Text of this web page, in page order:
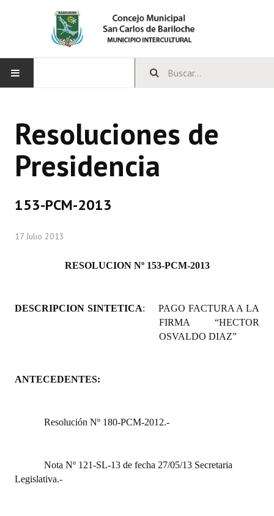
CONCEJO
Bloques Políticos
Comisiones Permanentes
Comisiones Especiales
Concejales Mandato Cumplido
LEGISLACIÓN
Reglamento Interno
Organigrama
Resoluciones de
Presidencia
153-PCM-2013
17 Julio 2013
RESOLUCION Nº 153-PCM-2013
DESCRIPCION SINTETICA:
PAGO FACTURA A LA
FIRMA “HECTOR
OSVALDO DIAZ”
ANTECEDENTES:
Resolución Nº 180-PCM-2012.-
Nota Nº 121-SL-13 de fecha 27/05/13 Secretaria
Legislativa.-